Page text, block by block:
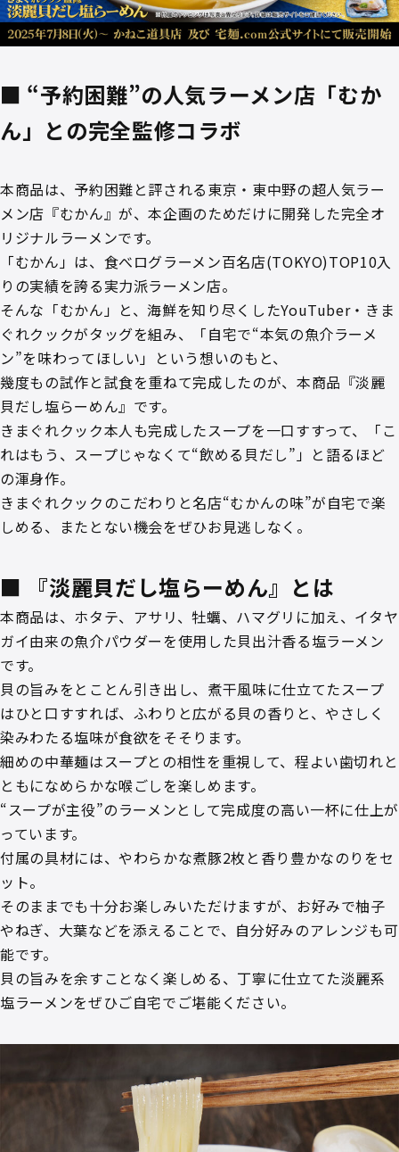
■ “予約困難”の人気ラーメン店「むか
ん」との完全監修コラボ
本商品は、予約困難と評される東京・東中野の超人気ラー
メン店『むかん』が、本企画のためだけに開発した完全オ
リジナルラーメンです。
「むかん」は、食べログラーメン百名店(TOKYO)TOP10入
りの実績を誇る実力派ラーメン店。
そんな「むかん」と、海鮮を知り尽くしたYouTuber・きま
ぐれクックがタッグを組み、「自宅で“本気の魚介ラーメ
ン”を味わってほしい」という想いのもと、
幾度もの試作と試食を重ねて完成したのが、本商品『淡麗
貝だし塩らーめん』です。
きまぐれクック本人も完成したスープを一口すすって、「こ
れはもう、スープじゃなくて“飲める貝だし”」と語るほど
の渾身作。
きまぐれクックのこだわりと名店“むかんの味”が自宅で楽
しめる、またとない機会をぜひお見逃しなく。
■ 『淡麗貝だし塩らーめん』とは
本商品は、ホタテ、アサリ、牡蠣、ハマグリに加え、イタヤ
ガイ由来の魚介パウダーを使用した貝出汁香る塩ラーメン
です。
貝の旨みをとことん引き出し、煮干風味に仕立てたスープ
はひと口すすれば、ふわりと広がる貝の香りと、やさしく
染みわたる塩味が食欲をそそります。
細めの中華麺はスープとの相性を重視して、程よい歯切れと
ともになめらかな喉ごしを楽しめます。
“スープが主役”のラーメンとして完成度の高い一杯に仕上が
っています。
付属の具材には、やわらかな煮豚2枚と香り豊かなのりをセ
ット。
そのままでも十分お楽しみいただけますが、お好みで柚子
やねぎ、大葉などを添えることで、自分好みのアレンジも可
能です。
貝の旨みを余すことなく楽しめる、丁寧に仕立てた淡麗系
塩ラーメンをぜひご自宅でご堪能ください。